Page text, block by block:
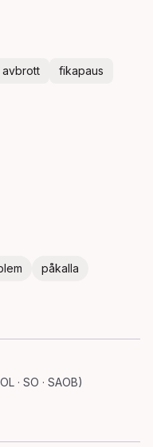
avbrott
fikapaus
påkalla
· SO · SAOB)